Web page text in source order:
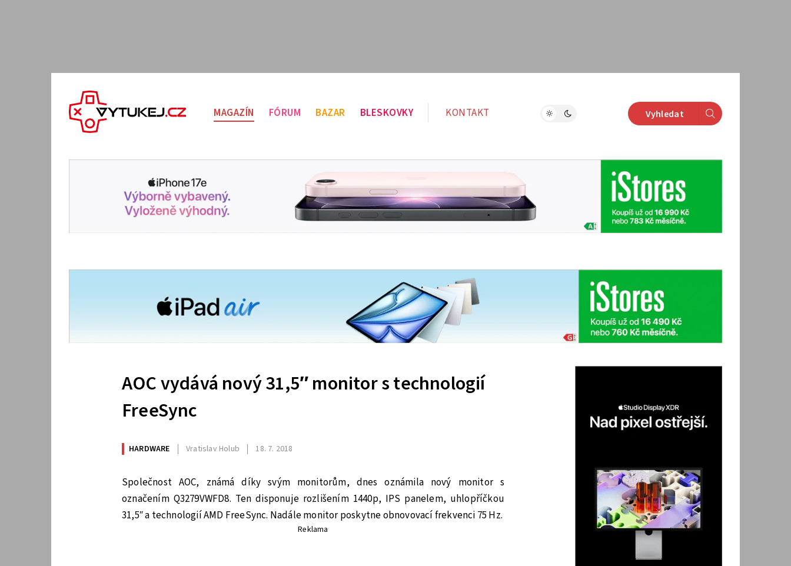
MAGAZÍN FÓRUM BAZAR BLESKOVKY KONTAKT Vyhledat
AOC vydává nový 31,5″ monitor s technologií
FreeSync
HARDWARE Vratislav Holub 18. 7. 2018
Společnost AOC, známá díky svým monitorům, dnes oznámila nový monitor s
označením Q3279VWFD8. Ten disponuje rozlišením 1440p, IPS panelem, uhlopříčkou
31,5″ a technologií AMD FreeSync. Nadále monitor poskytne obnovovací frekvenci 75 Hz.
Reklama